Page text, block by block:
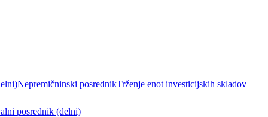
Nepremičninski posrednikTrženje enot investicijskih skladov
posrednik (delni)